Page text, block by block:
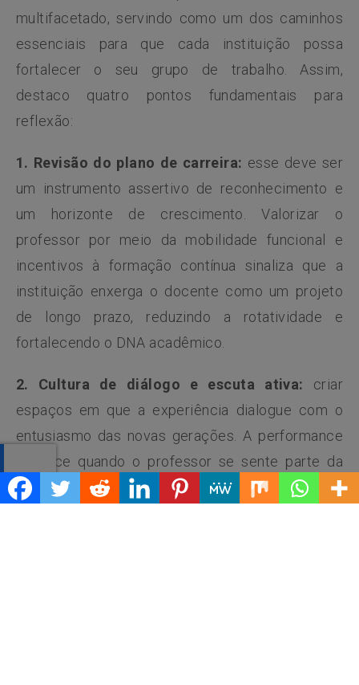
multifacetado, servindo como um dos caminhos
essenciais para que cada instituição possa
fortalecer o seu grupo de trabalho. Assim,
destaco quatro pontos fundamentais para
reflexão:
1. Revisão do plano de carreira: esse deve ser
um instrumento assertivo de reconhecimento e
um horizonte de crescimento. Valorizar o
professor por meio da mobilidade funcional e
incentivos à formação contínua sinaliza que a
instituição enxerga o docente como um projeto
de longo prazo, reduzindo a rotatividade e
fortalecendo o DNA acadêmico.
2. Cultura de diálogo e escuta ativa: criar
espaços em que a experiência dialogue com o
entusiasmo das novas gerações. A performance
floresce quando o professor se sente parte da
tomada de decisão e não apenas um executor de